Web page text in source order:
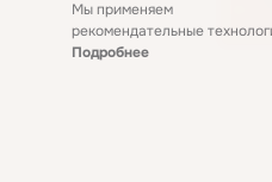
Мы применяем
рекомендательные
Подробнее